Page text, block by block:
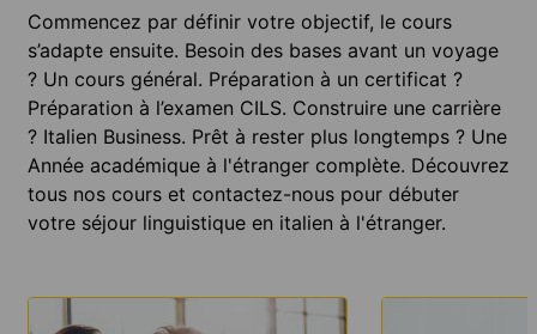
Commencez par définir votre objectif, le cours
s’adapte ensuite. Besoin des bases avant un voyage
? Un cours général. Préparation à un certificat ?
Préparation à l’examen CILS. Construire une carrière
? Italien Business. Prêt à rester plus longtemps ? Une
Année académique à l'étranger complète. Découvrez
tous nos cours et contactez-nous pour débuter
votre séjour linguistique en italien à l'étranger.
EN
EN